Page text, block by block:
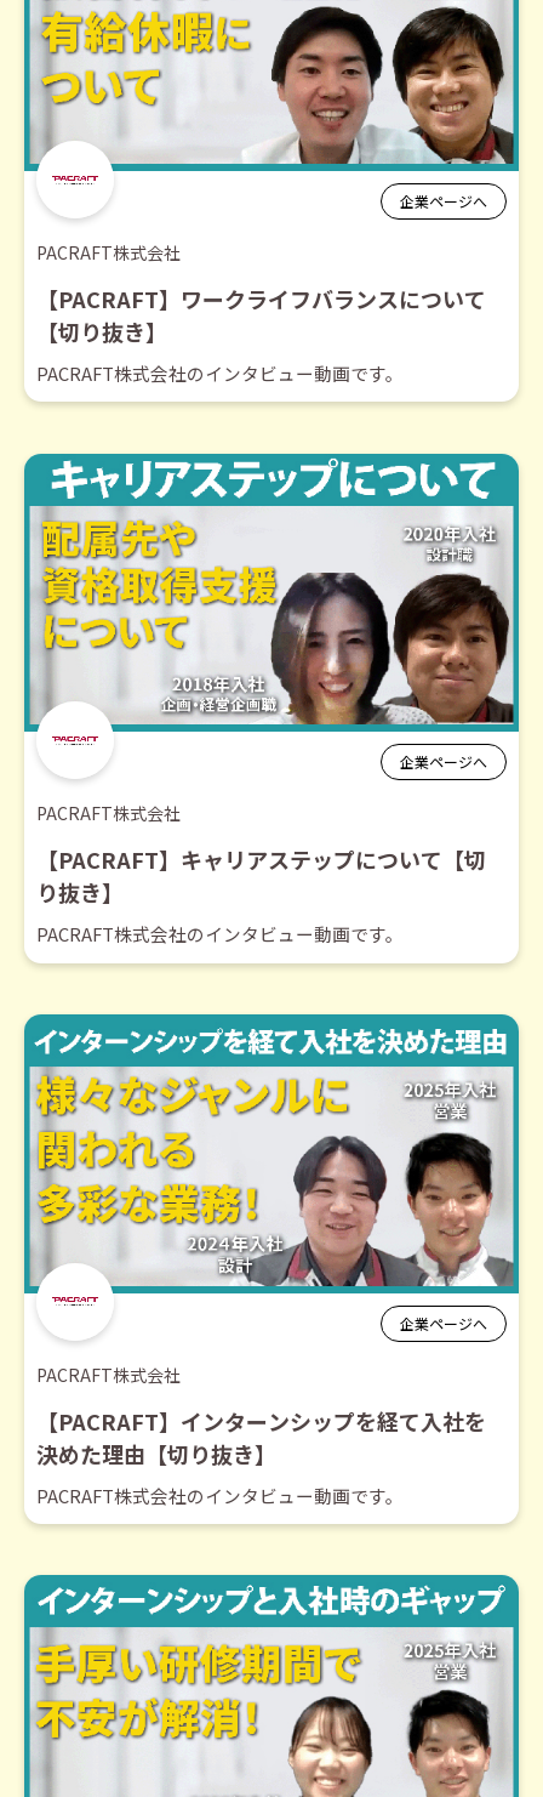
企業ページへ
PACRAFT株式会社
【PACRAFT】ワークライフバランスについて
【切り抜き】
PACRAFT株式会社のインタビュー動画です。
企業ページへ
PACRAFT株式会社
【PACRAFT】キャリアステップについて【切
り抜き】
PACRAFT株式会社のインタビュー動画です。
企業ページへ
PACRAFT株式会社
【PACRAFT】インターンシップを経て入社を
決めた理由【切り抜き】
PACRAFT株式会社のインタビュー動画です。